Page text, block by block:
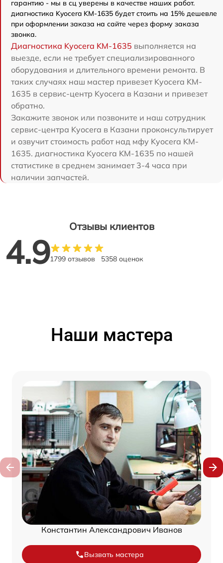
гарантию - мы в сц уверены в качестве наших работ.
диагностика Kyocera KM-1635 будет стоить на 15% дешевле
при оформлении заказа на сайте через форму заказа
звонка.
Диагностика Kyocera KM-1635 выполняется на
выезде, если не требует специализированного
оборудования и длительного времени ремонта. В
таких случаях наш мастер привезет Kyocera KM-
1635 в сервис-центр Kyocera в Казани и привезет
обратно.
Закажите звонок или позвоните и наш сотрудник
сервис-центра Kyocera в Казани проконсультирует
и озвучит стоимость работ над мфу Kyocera KM-
1635. диагностика Kyocera KM-1635 по нашей
статистике в среднем занимает 3-4 часа при
наличии запчастей.
Отзывы клиентов
4.91799 отзывов 5358 оценок
Наши мастера
Константин Александрович Иванов
Вызвать мастера